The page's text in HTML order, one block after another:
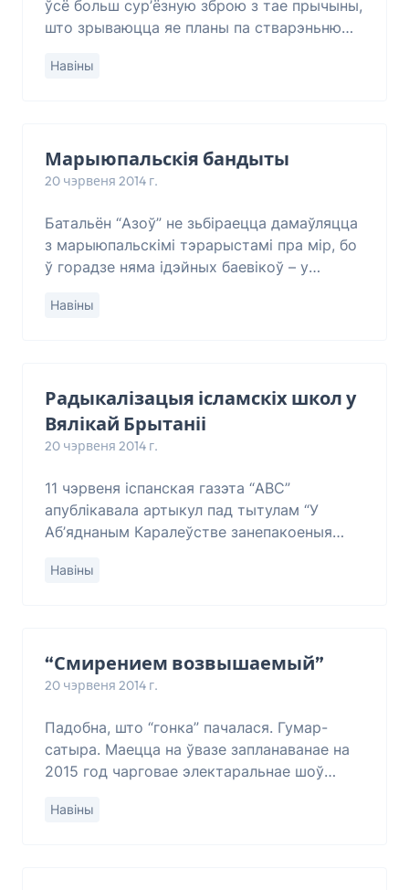
ўсё больш сур’ёзную зброю з тае прычыны,
што зрываюцца яе планы па стварэньню
вобласьцях. Пра гэта на прэс-канфэрэнц
Навіны
Марыюпальскія бандыты
20 чэрвеня 2014 г.
Батальён “Азоў” не зьбіраецца дамаўляцца
з марыюпальскімі тэрарыстамі пра мір, бо
ў горадзе няма ідэйных баевікоў – у
заявіла кіраўніцтва батальёна, паведамляе
Навіны
Радыкалізацыя ісламскіх школ у
Вялікай Брытаніі
20 чэрвеня 2014 г.
11 чэрвеня іспанская газэта “АВС”
апублікавала артыкул пад тытулам “У
Аб’яднаным Каралеўстве занепакоеныя
фрагмэнт гэтага артыкула: Дэпартамэнт па
Навіны
“Смирением возвышаемый”
20 чэрвеня 2014 г.
Падобна, што “гонка” пачалася. Гумар-
сатыра. Маецца на ўвазе запланаванае на
2015 год чарговае электаральнае шоў
выбары”. Высунуўся яшчэ адзін ахвотны
Навіны